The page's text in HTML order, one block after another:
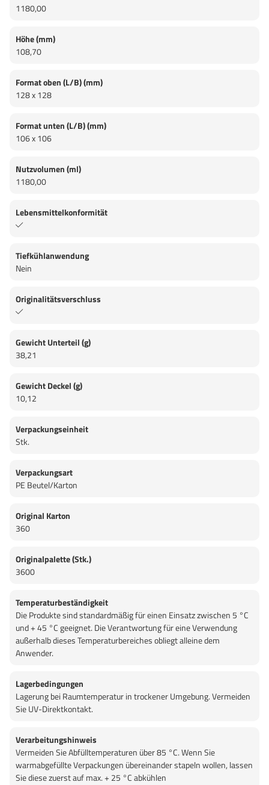
1180,00
Höhe (mm)
108,70
Format oben (L/B) (mm)
128 x 128
Format unten (L/B) (mm)
106 x 106
Nutzvolumen (ml)
1180,00
Lebensmittelkonformität
Tiefkühlanwendung
Nein
Originalitätsverschluss
Gewicht Unterteil (g)
38,21
Gewicht Deckel (g)
10,12
Verpackungseinheit
Stk.
Verpackungsart
PE Beutel/Karton
Original Karton
360
Originalpalette (Stk.)
3600
Temperaturbeständigkeit
Die Produkte sind standardmäßig für einen Einsatz zwischen 5 °C
und + 45 °C geeignet. Die Verantwortung für eine Verwendung
außerhalb dieses Temperaturbereiches obliegt alleine dem
Anwender.
Lagerbedingungen
Lagerung bei Raumtemperatur in trockener Umgebung. Vermeiden
Sie UV-Direktkontakt.
Verarbeitungshinweis
Vermeiden Sie Abfülltemperaturen über 85 °C. Wenn Sie
warmabgefüllte Verpackungen übereinander stapeln wollen, lassen
Sie diese zuerst auf max. + 25 °C abkühlen